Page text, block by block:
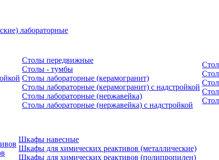
лабораторные
Столы передвижные
Столы - тумбы
Столы лабораторные (керамогранит)
Столы лабораторные (керамогранит) с надстройкой
Столы лабораторные (нержавейка)
Столы лабораторные (нержавейка) с надстройкой
Шкафы навесные
Шкафы для химических реактивов (металлические)
Шкафы для химических реактивов (полипропилен)